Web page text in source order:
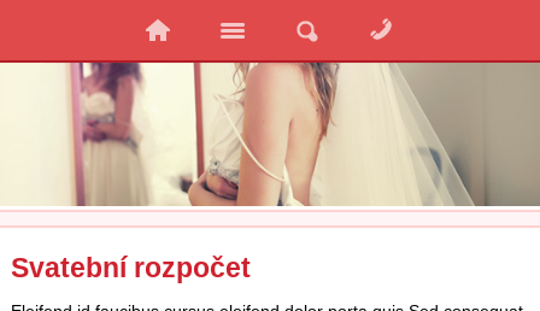
Svatební rozpočet